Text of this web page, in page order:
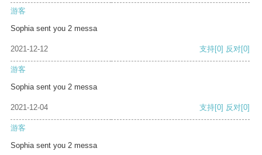
游客
Sophia sent you 2 messa
2021-12-12 支持[0] 反对[0]
游客
Sophia sent you 2 messa
2021-12-04 支持[0] 反对[0]
游客
Sophia sent you 2 messa